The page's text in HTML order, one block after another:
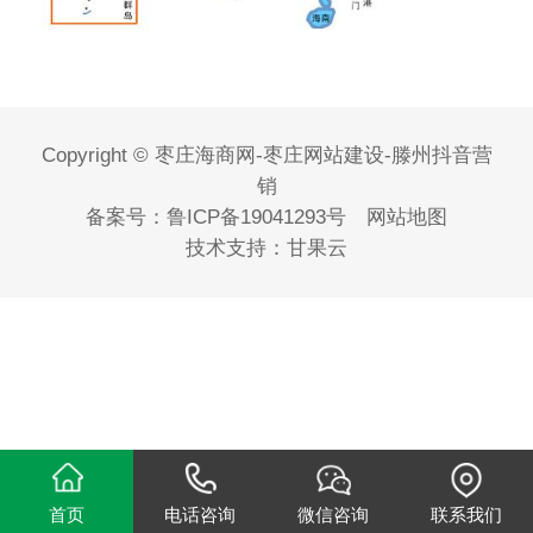
Copyright © 枣庄海商网-枣庄网站建设-滕州抖音营
销
备案号： 鲁ICP备19041293号
网站地图
技术支持： 甘果云
首页 电话咨询 微信咨询 联系我们